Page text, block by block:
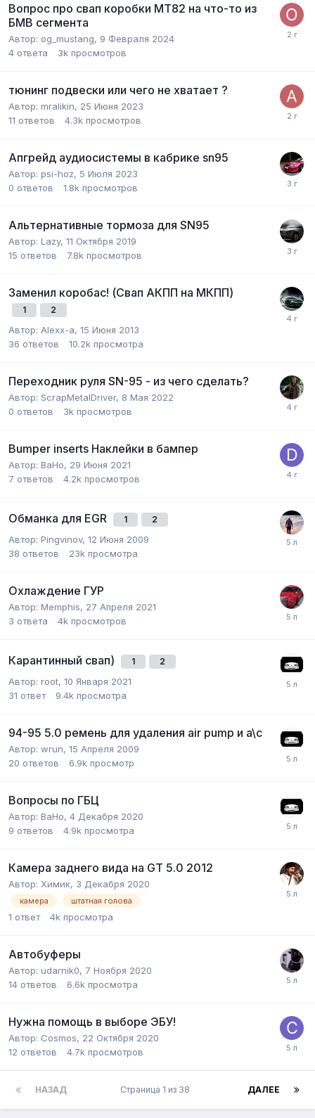
Вопрос про свап коробки МТ82 на что-то из
БМВ сегмента
Автор: og_mustang, 9 Февраля 2024
4 ответа 3k просмотров
тюнинг подвески или чего не хватает ?
Автор: mralikin, 25 Июня 2023
11 ответов 4.3k просмотров
Апгрейд аудиосистемы в кабрике sn95
Автор: psi-hoz, 5 Июля 2023
0 ответов 1.8k просмотров
Альтернативные тормоза для SN95
Автор: Lazy, 11 Октября 2019
15 ответов 7.8k просмотров
Заменил коробас! (Свап АКПП на МКПП)
1 2
Автор: Alexx-a, 15 Июня 2013
36 ответов 10.2k просмотра
Переходник руля SN-95 - из чего сделать?
Автор: ScrapMetalDriver, 8 Мая 2022
0 ответов 3k просмотров
Bumper inserts Наклейки в бампер
Автор: BaHo, 29 Июня 2021
7 ответов 4.2k просмотров
Обманка для EGR 1 2
Автор: Pingvinov, 12 Июня 2009
38 ответов 23k просмотра
Охлаждение ГУР
Автор: Memphis, 27 Апреля 2021
3 ответа 4k просмотров
Карантинный свап) 1 2
Автор: root, 10 Января 2021
31 ответ 9.4k просмотра
94-95 5.0 ремень для удаления air pump и a\c
Автор: wrun, 15 Апреля 2009
20 ответов 6.9k просмотр
Вопросы по ГБЦ
Автор: BaHo, 4 Декабря 2020
9 ответов 4.9k просмотра
Камера заднего вида на GT 5.0 2012
Автор: Химик, 3 Декабря 2020
камера штатная голова
1 ответ 4k просмотра
Автобуферы
Автор: udarnik0, 7 Ноября 2020
14 ответов 6.6k просмотра
Нужна помощь в выборе ЭБУ!
Автор: Cosmos, 22 Октября 2020
12 ответов 4.7k просмотров
НАЗАД ДАЛЕЕ
Страница 1 из 38